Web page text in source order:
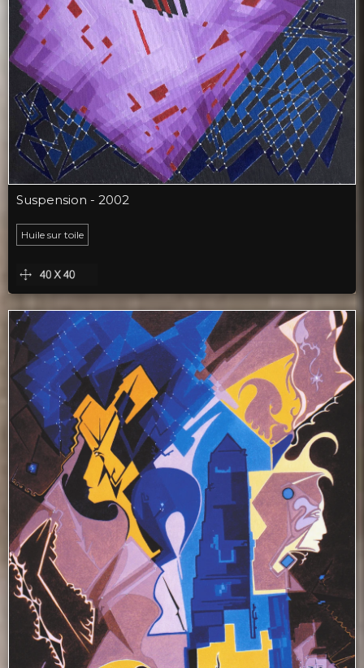
Suspension - 2002
Huile sur toile